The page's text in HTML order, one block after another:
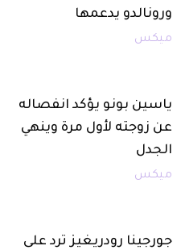
ورونالدو يدعمها
ميكس
ياسين بونو يؤكد انفصاله
عن زوجته لأول مرة وينهي
الجدل
ميكس
جورجينا رودريغيز ترد على